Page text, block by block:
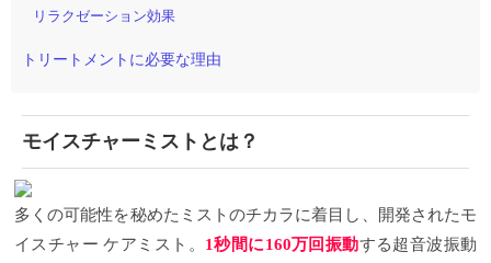
リラクゼーション効果
トリートメントに必要な理由
モイスチャーミストとは？
多くの可能性を秘めたミストのチカラに着目し、開発されたモ
イスチャー ケアミスト。 1秒間に160万回振動する超音波振動